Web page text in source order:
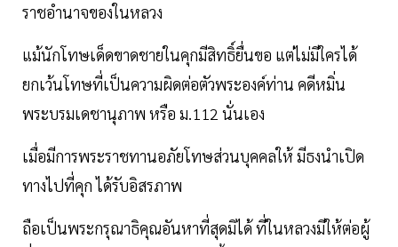
ราชอำนาจของในหลวง
แม้นักโทษเด็ดขาดชายในคุกมีสิทธิ์ยื่นขอ แต่ไม่มีใครได้
ยกเว้นโทษที่เป็นความผิดต่อตัวพระองค์ท่าน คดีหมิ่น
พระบรมเดชานุภาพ หรือ ม.112 นั่นเอง
เมื่อมีการพระราชทานอภัยโทษส่วนบุคคลให้ มีธงนำเปิด
ทางไปที่คุก ได้รับอิสรภาพ
ถือเป็นพระกรุณาธิคุณอันหาที่สุดมิได้ ที่ในหลวงมีให้ต่อผู้